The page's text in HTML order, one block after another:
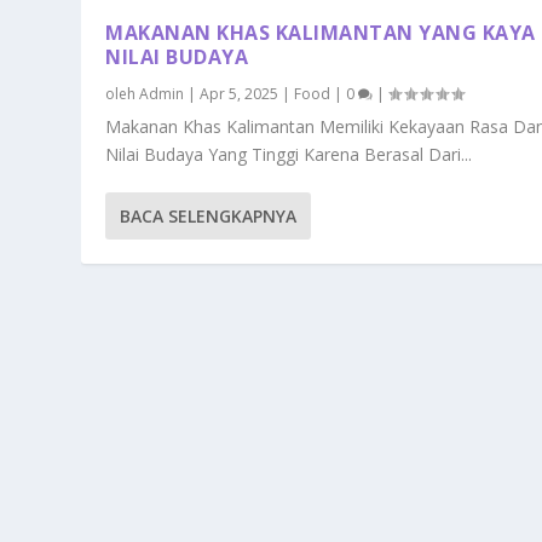
MAKANAN KHAS KALIMANTAN YANG KAYA
NILAI BUDAYA
olehAdmin |Apr 5, 2025 | Food | 0 |
Makanan Khas Kalimantan Memiliki Kekayaan Rasa
Nilai Budaya Yang Tinggi Karena Berasal Dari...
BACA SELENGKAPNYA